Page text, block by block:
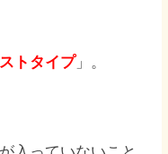
トタイプ」。